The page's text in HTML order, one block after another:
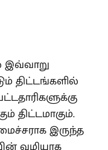
இவ்வாறு
திட்டங்களில்
திட்டமாகும்.
இருந்த